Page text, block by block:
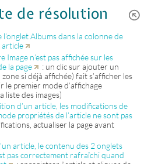
de résolution
Albums dans la colonne de
article
Image n’est pas affichée sur les
la page
: un clic sur ajouter un
si déjà affichée) fait s’afficher les
le premier mode d’affichage
liste des images)
d’un article, les modifications de
propriétés de l’article ne sont pas
actualiser la page avant
article, le contenu des 2 onglets
pas correctement rafraîchi quand